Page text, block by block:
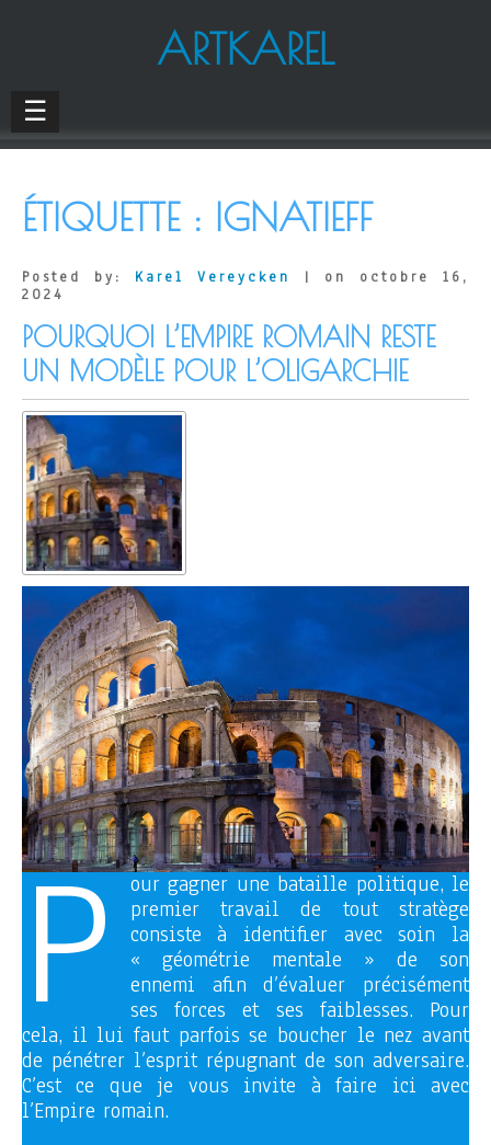
ARTKAREL
☰
ÉTIQUETTE : IGNATIEFF
Posted by: Karel Vereycken
| on octobre 16,
2024
POURQUOI L’EMPIRE ROMAIN RESTE
UN MODÈLE POUR L’OLIGARCHIE
P
our gagner une bataille politique, le
premier travail de tout stratège
consiste à identifier avec soin la
« géométrie mentale » de son
ennemi afin d’évaluer précisément
ses forces et ses faiblesses. Pour
cela, il lui faut parfois se boucher le nez avant
de pénétrer l’esprit répugnant de son adversaire.
C’est ce que je vous invite à faire ici avec
l’Empire romain.